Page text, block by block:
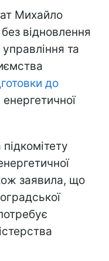
Михайло
відновлення
та
до
енергетичної
заявила, що